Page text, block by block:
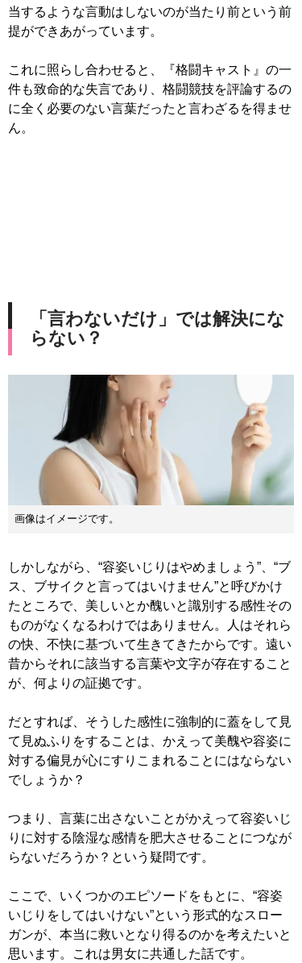
当するような言動はしないのが当たり前という前
提ができあがっています。
これに照らし合わせると、『格闘キャスト』の一
件も致命的な失言であり、格闘競技を評論するの
に全く必要のない言葉だったと言わざるを得ませ
ん。
「言わないだけ」では解決にな
らない？
画像はイメージです。
しかしながら、“容姿いじりはやめましょう”、“ブ
ス、ブサイクと言ってはいけません”と呼びかけ
たところで、美しいとか醜いと識別する感性その
ものがなくなるわけではありません。人はそれら
の快、不快に基づいて生きてきたからです。遠い
昔からそれに該当する言葉や文字が存在すること
が、何よりの証拠です。
だとすれば、そうした感性に強制的に蓋をして見
て見ぬふりをすることは、かえって美醜や容姿に
対する偏見が心にすりこまれることにはならない
でしょうか？
つまり、言葉に出さないことがかえって容姿いじ
りに対する陰湿な感情を肥大させることにつなが
らないだろうか？という疑問です。
ここで、いくつかのエピソードをもとに、“容姿
いじりをしてはいけない”という形式的なスロー
ガンが、本当に救いとなり得るのかを考えたいと
思います。これは男女に共通した話です。